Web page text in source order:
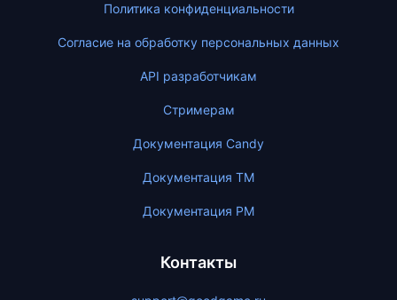
Политика конфиденциальности
Согласие на обработку персональных данных
API разработчикам
Стримерам
Документация Candy
Документация ТМ
Документация PM
Контакты